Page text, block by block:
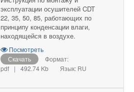
эксплуатации осушителей CDT
22, 35, 50, 85, работающих по
принципу конденсации влаги,
находящейся в воздухе.
Посмотреть
Скачать
Формат:
pdf
| 492.74 Kb Язык: RU